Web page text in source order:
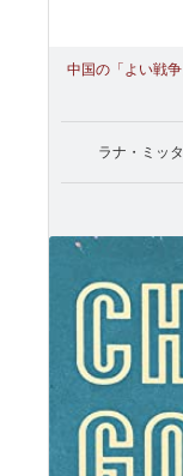
中国の「よい戦
ラナ・ミッ